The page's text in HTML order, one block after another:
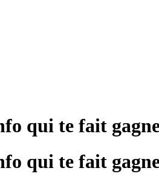
qui te fait
qui te fait